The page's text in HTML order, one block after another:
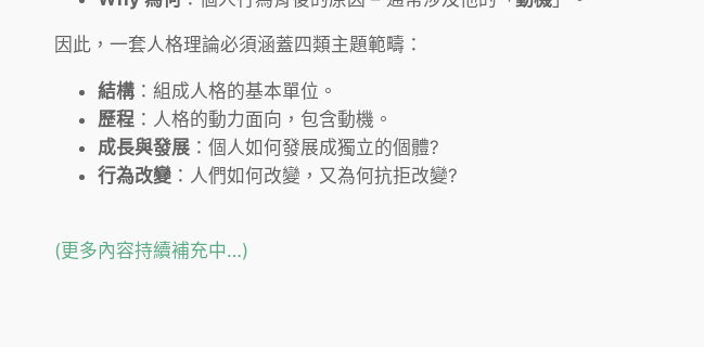
因此，一套人格理論必須涵蓋四類主題範疇：
結構 ：組成人格的基本單位。
歷程 ：人格的動力面向，包含動機。
成長與發展 ：個人如何發展成獨立的個體?
行為改變 ：人們如何改變，又為何抗拒改變?
(更多內容持續補充中…)